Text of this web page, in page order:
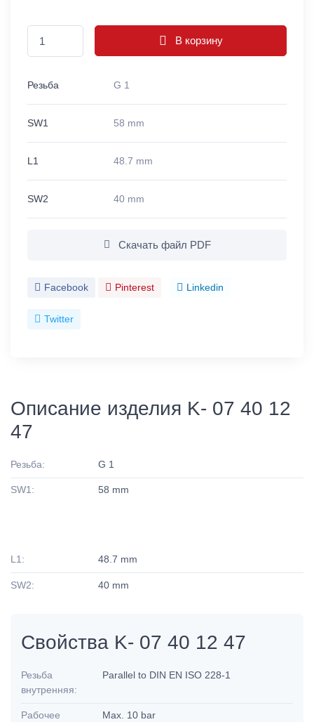
В корзину
Резьба G 1
SW1 58 mm
L1 48.7 mm
SW2 40 mm
Скачать файл PDF
Facebook Pinterest Linkedin
Twitter
Описание изделия K- 07 40 12
47
Резьба: G 1
SW1: 58 mm
L1: 48.7 mm
SW2: 40 mm
Свойства K- 07 40 12 47
Резьба
внутренняя:
Parallel to DIN EN ISO 228-1
Рабочее
Max. 10 bar